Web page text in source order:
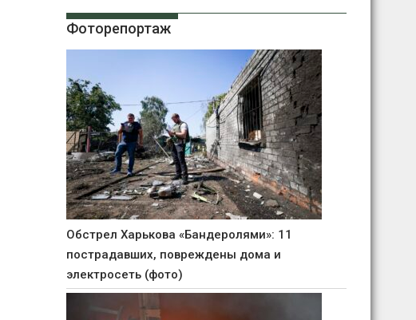
Фоторепортаж
Обстрел Харькова «Бандеролями»: 11
пострадавших, повреждены дома и
электросеть (фото)